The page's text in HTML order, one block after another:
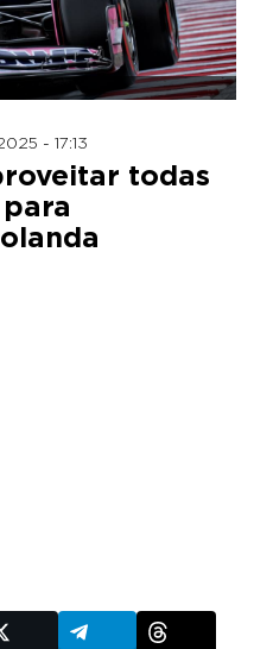
- 17:13
todas